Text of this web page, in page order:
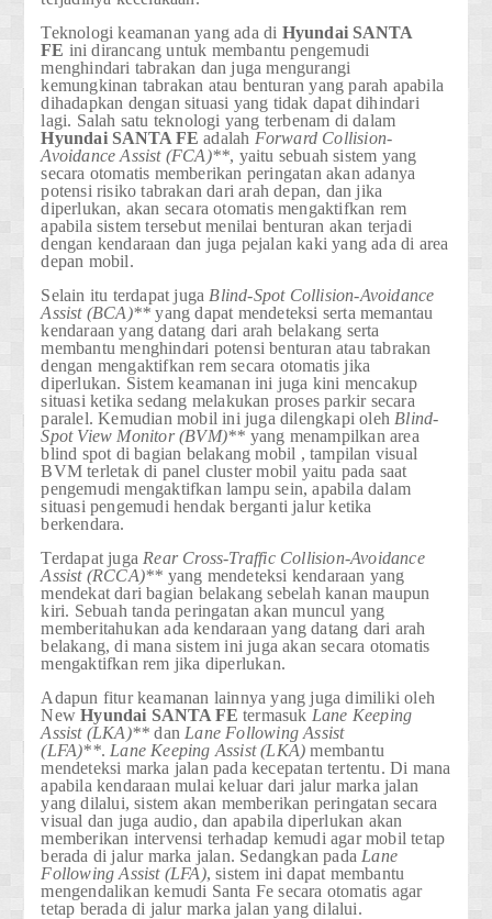
Teknologi keamanan yang ada di Hyundai SANTA
FE ini dirancang untuk membantu pengemudi
menghindari tabrakan dan juga mengurangi
kemungkinan tabrakan atau benturan yang parah apabila
dihadapkan dengan situasi yang tidak dapat dihindari
lagi. Salah satu teknologi yang terbenam di dalam
Hyundai SANTA FE adalah Forward Collision-
Avoidance Assist (FCA)**, yaitu sebuah sistem yang
secara otomatis memberikan peringatan akan adanya
potensi risiko tabrakan dari arah depan, dan jika
diperlukan, akan secara otomatis mengaktifkan rem
apabila sistem tersebut menilai benturan akan terjadi
dengan kendaraan dan juga pejalan kaki yang ada di area
depan mobil.
Selain itu terdapat juga Blind-Spot Collision-Avoidance
Assist (BCA)** yang dapat mendeteksi serta memantau
kendaraan yang datang dari arah belakang serta
membantu menghindari potensi benturan atau tabrakan
dengan mengaktifkan rem secara otomatis jika
diperlukan. Sistem keamanan ini juga kini mencakup
situasi ketika sedang melakukan proses parkir secara
paralel. Kemudian mobil ini juga dilengkapi oleh Blind-
Spot View Monitor (BVM)** yang menampilkan area
blind spot di bagian belakang mobil , tampilan visual
BVM terletak di panel cluster mobil yaitu pada saat
pengemudi mengaktifkan lampu sein, apabila dalam
situasi pengemudi hendak berganti jalur ketika
berkendara.
Terdapat juga Rear Cross-Traffic Collision-Avoidance
Assist (RCCA)** yang mendeteksi kendaraan yang
mendekat dari bagian belakang sebelah kanan maupun
kiri. Sebuah tanda peringatan akan muncul yang
memberitahukan ada kendaraan yang datang dari arah
belakang, di mana sistem ini juga akan secara otomatis
mengaktifkan rem jika diperlukan.
Adapun fitur keamanan lainnya yang juga dimiliki oleh
NewHyundai SANTA FE termasuk Lane Keeping
Assist (LKA)** dan Lane Following Assist
(LFA)**. Lane Keeping Assist (LKA) membantu
mendeteksi marka jalan pada kecepatan tertentu.Di mana
apabila kendaraan mulai keluar dari jalur marka jalan
yang dilalui, sistem akan memberikan peringatan secara
visual dan juga audio, dan apabila diperlukan akan
memberikan intervensi terhadap kemudi agar mobil tetap
berada di jalur marka jalan. Sedangkan pada Lane
Following Assist (LFA), sistem ini dapat membantu
mengendalikan kemudi Santa Fe secara otomatis agar
tetap berada di jalur marka jalan yang dilalui.